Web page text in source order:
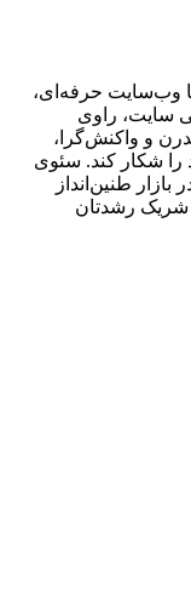
حرفه‌ای،
سایت، راوی
و واکنش‌گرا،
شکار کند. سئوی
طنین‌انداز
رشدتان